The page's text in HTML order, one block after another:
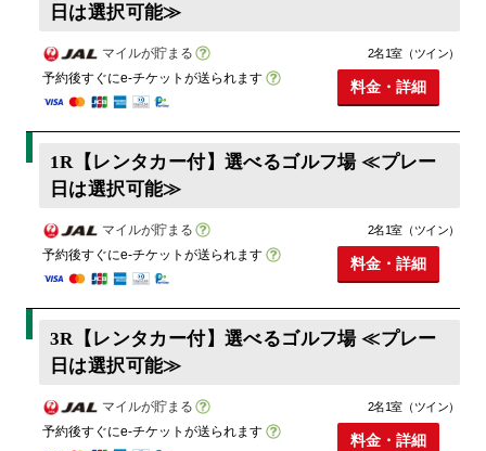
日は選択可能≫
マイルが貯まる
予約後すぐにe-チケットが送られます
2名1室（ツイン）
料金・詳細
1R【レンタカー付】選べるゴルフ場 ≪プレー
日は選択可能≫
マイルが貯まる
予約後すぐにe-チケットが送られます
2名1室（ツイン）
料金・詳細
3R【レンタカー付】選べるゴルフ場 ≪プレー
日は選択可能≫
マイルが貯まる
予約後すぐにe-チケットが送られます
2名1室（ツイン）
料金・詳細